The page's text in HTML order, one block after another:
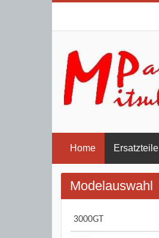
Home Ersatzteile
Modelauswahl
3000GT